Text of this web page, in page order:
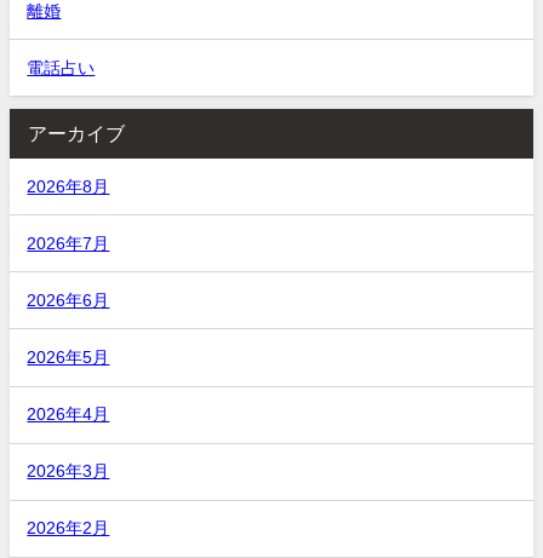
離婚
電話占い
アーカイブ
2026年8月
2026年7月
2026年6月
2026年5月
2026年4月
2026年3月
2026年2月